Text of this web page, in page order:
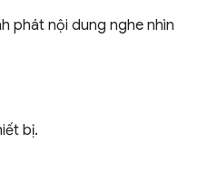
phát nội dung nghe nhìn
bị.